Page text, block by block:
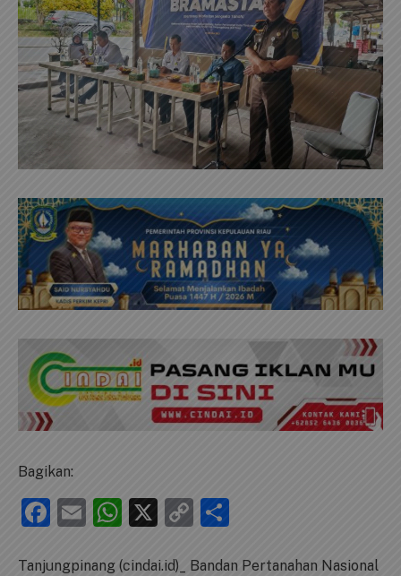
Bagikan:
Facebook
EmailWhatsApp
X
Copy
Tanjungpinang (cindai.id)_ Bandan Pertanahan Nasional